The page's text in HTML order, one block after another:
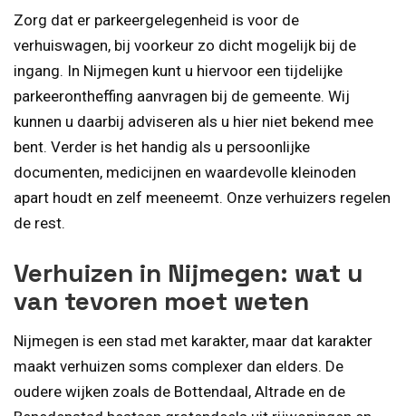
Zorg dat er parkeergelegenheid is voor de
verhuiswagen, bij voorkeur zo dicht mogelijk bij de
ingang. In Nijmegen kunt u hiervoor een tijdelijke
parkeerontheffing aanvragen bij de gemeente. Wij
kunnen u daarbij adviseren als u hier niet bekend mee
bent. Verder is het handig als u persoonlijke
documenten, medicijnen en waardevolle kleinoden
apart houdt en zelf meeneemt. Onze verhuizers regelen
de rest.
Verhuizen in Nijmegen: wat u
van tevoren moet weten
Nijmegen is een stad met karakter, maar dat karakter
maakt verhuizen soms complexer dan elders. De
oudere wijken zoals de Bottendaal, Altrade en de